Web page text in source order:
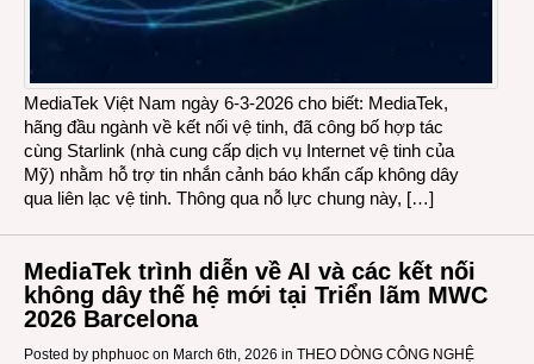
MediaTek Việt Nam ngày 6-3-2026 cho biết: MediaTek,
hãng đầu ngành về kết nối vệ tinh, đã công bố hợp tác
cùng Starlink (nhà cung cấp dịch vụ Internet vệ tinh của
Mỹ) nhằm hỗ trợ tin nhắn cảnh báo khẩn cấp không dây
qua liên lạc vệ tinh. Thông qua nỗ lực chung này, […]
MediaTek trình diễn về AI và các kết nối
không dây thế hệ mới tại Triển lãm MWC
2026 Barcelona
Posted by phphuoc on March 6th, 2026 in THEO DÒNG CÔNG NGHỆ